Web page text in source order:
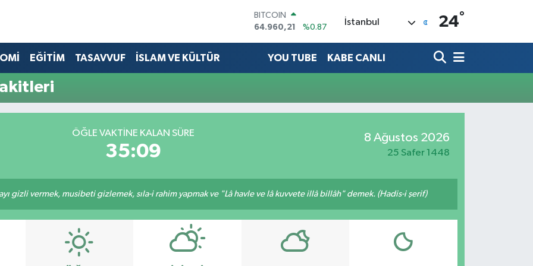
BITCOIN
64.960,21
%0.87
EURO
55,2510
%0.32
İstanbul 24°
EĞİTİM TASAVVUF İSLAM VE KÜLTÜR YOU TUBE KABE CANLI
ÖĞLE VAKTINE KALAN SÜRE
35:09
8 Ağustos 2026
25 Safer 1448
gizli vermek, musibeti gizlemek, sıla-i rahim yapmak ve "Lâ havle ve lâ kuvvete illâ billâh" demek. (Hadis-i şerif)